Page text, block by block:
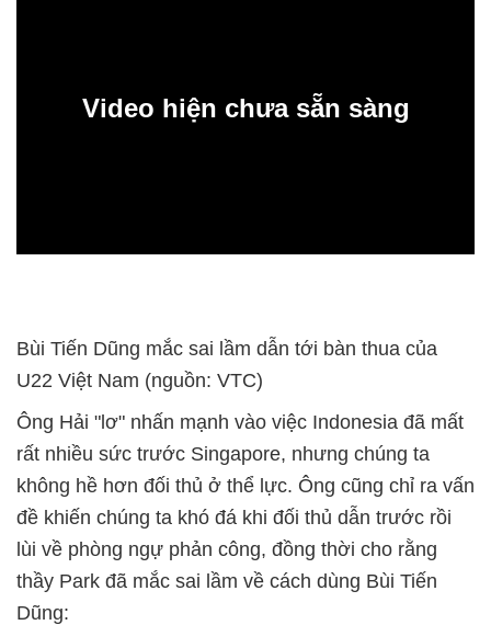
Video hiện chưa sẵn sàng
Bùi Tiến Dũng mắc sai lầm dẫn tới bàn thua của
U22 Việt Nam (nguồn: VTC)
Ông Hải "lơ" nhấn mạnh vào việc Indonesia đã mất
rất nhiều sức trước Singapore, nhưng chúng ta
không hề hơn đối thủ ở thể lực. Ông cũng chỉ ra vấn
đề khiến chúng ta khó đá khi đối thủ dẫn trước rồi
lùi về phòng ngự phản công, đồng thời cho rằng
thầy Park đã mắc sai lầm về cách dùng Bùi Tiến
Dũng: